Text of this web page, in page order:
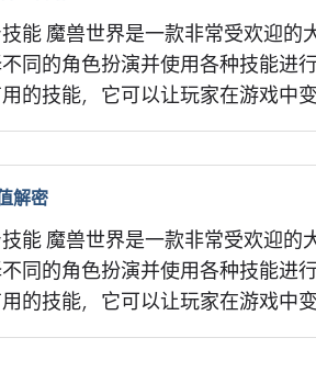
能 魔兽世界是一款非常受欢迎的
同的角色扮演并使用各种技能进
的技能，它可以让玩家在游戏中
解密
能 魔兽世界是一款非常受欢迎的
同的角色扮演并使用各种技能进
的技能，它可以让玩家在游戏中